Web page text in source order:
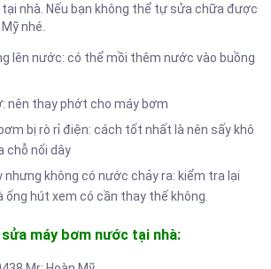
nhà. Nếu bạn không thể tự sửa chữa được
nhé.
lên nước: có thể mồi thêm nước vào buồng
nên thay phớt cho máy bơm
bị rò rỉ điện: cách tốt nhất là nên sấy khô
chỗ nối dây
nhưng không có nước chảy ra: kiểm tra lại
ống hút xem có cần thay thế không.
máy bơm nước tại nhà: